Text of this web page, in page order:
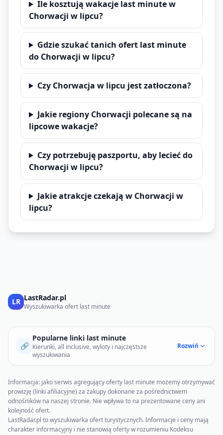
Ile kosztują wakacje last minute w
Chorwacji w lipcu?
Gdzie szukać tanich ofert last minute
do Chorwacji w lipcu?
Czy Chorwacja w lipcu jest zatłoczona?
Jakie regiony Chorwacji polecane są na
lipcowe wakacje?
Czy potrzebuję paszportu, aby lecieć do
Chorwacji w lipcu?
Jakie atrakcje czekają w Chorwacji w
lipcu?
LR LastRadar.pl
Wyszukiwarka ofert last minute
🔗
Popularne linki last minute
Kierunki, all inclusive, wyloty i najczęstsze
wyszukiwania
Rozwiń
Informacja: jako serwis agregujący oferty last minute możemy otrzymywać
prowizję (linki afiliacyjne) za zakupy dokonane za pośrednictwem
odnośników na naszej stronie. Nie wpływa to na prezentowane ceny ani
kolejność ofert.
LastRadar.pl to wyszukiwarka ofert turystycznych. Informacje i ceny mają
charakter informacyjny i nie stanowią oferty w rozumieniu Kodeksu